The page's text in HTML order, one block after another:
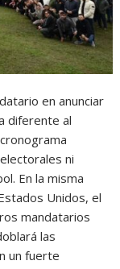
en anunciar
diferente al
ni
En la misma
Unidos, el
mandatarios
las
un fuerte